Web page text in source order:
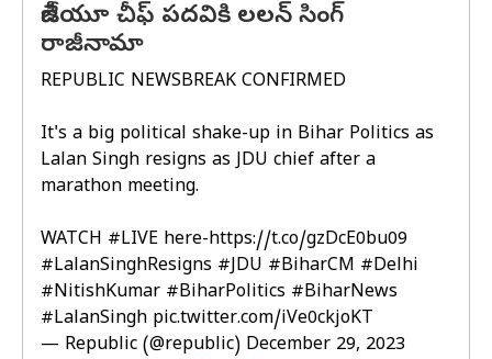
జేడీయూ చీఫ్‌ పదవికి లలన్‌ సింగ్‌
రాజీనామా
REPUBLIC NEWSBREAK CONFIRMED
It's a big political shake-up in Bihar Politics as
Lalan Singh resigns as JDU chief after a
marathon meeting.
WATCH #LIVE here-https://t.co/gzDcE0bu09
#LalanSinghResigns #JDU #BiharCM #Delhi
#NitishKumar #BiharPolitics #BiharNews
#LalanSingh pic.twitter.com/iVe0ckjoKT
— Republic (@republic) December 29, 2023